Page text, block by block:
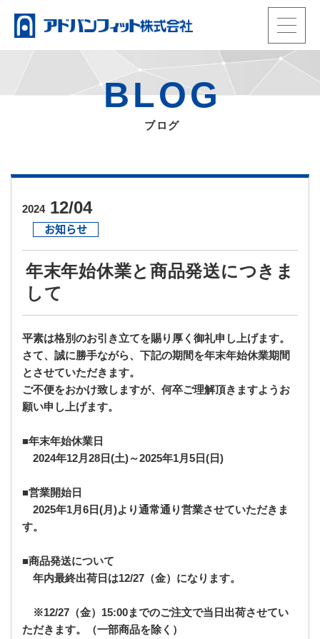
t
o
v
i
n
動画
TEL.0965-33-3992
電話受付：平日9時〜17時
会員ページ
ENGLISH
BLOG
ブログ
2024 12/04
お知らせ
年末年始休業と商品発送につきま
して
平素は格別のお引き立てを賜り厚く御礼申し上げます。
さて、誠に勝手ながら、下記の期間を年末年始休業期間
とさせていただきます。
ご不便をおかけ致しますが、 何卒ご理解頂きますようお
願い申し上げます。
■年末年始休業日
2024年12月28日(土)～2025年1月5日(日)
■営業開始日
2025年1月6日(月)より通常通り営業させていただきま
す。
■商品発送について
年内最終出荷日は12/27（金）になります。
※12/27（金）15:00までのご注文で当日出荷させてい
ただきます。（一部商品を除く）